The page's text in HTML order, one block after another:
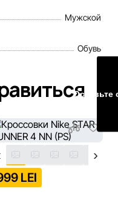
могут быть
уведомления.
выявлять и
кратчайшие разумные
Мужской
Обувь
LEI
Оставьте